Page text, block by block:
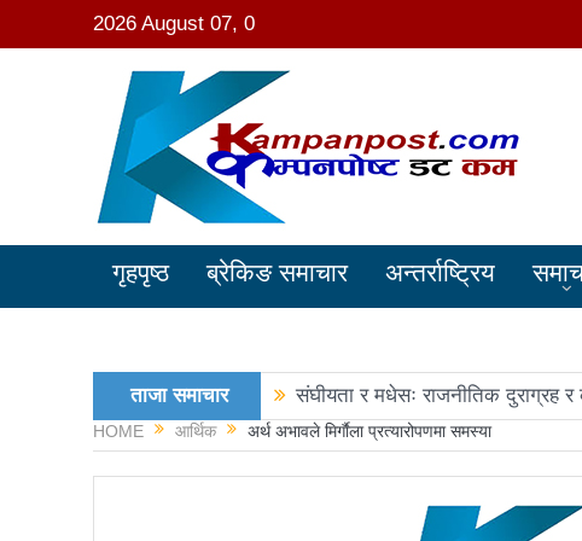
2026 August 07, 0
गृहपृष्ठ ब्रेकिङ समाचार अन्तर्राष्ट्रिय
ताजा समाचार संघीयता र मधेसः राजनीतिक दुराग्रह
काङ्ग्रेस नेता मिश्रको आरोप : बालेन
रञ्जु दर्शना विजयीः अधिकांश स्थानमा
HOME आर्थिक अर्थ अभावले मिर्गाैला प्रत्यारोपणमा समस्या